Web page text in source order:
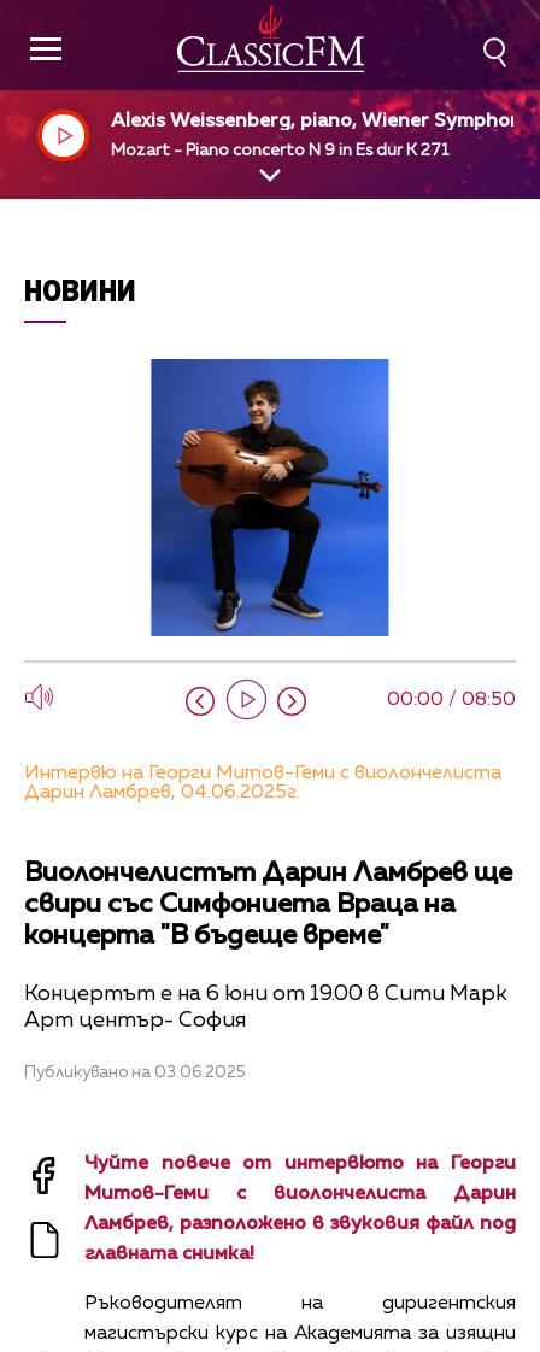
Alexis Weissenberg, piano, Wiener
r, Carlo Maria Giulini, dir
Mozart - Piano concerto N 9 in Es dur K 271
НОВИНИ
00:00 / 08:50
Интервю на Георги Митов-Геми с виолончелиста
Дарин Ламбрев, 04.06.2025г.
Виолончелистът Дарин Ламбрев ще
свири със Симфониета Враца на
концерта "В бъдеще време"
Концертът е на 6 юни от 19.00 в Сити Марк
Арт център- София
Публикувано на 03.06.2025
Чуйте повече от интервюто на Георги
Митов-Геми с виолончелиста Дарин
Ламбрев, разположено в звуковия файл под
главната снимка!
Ръководителят на диригентския
магистърски курс на Академията за изящни